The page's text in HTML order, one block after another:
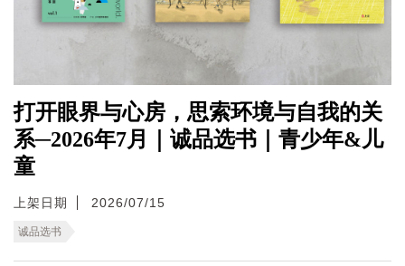
打开眼界与心房，思索环境与自我的关
系─2026年7月｜诚品选书｜青少年&儿
童
上架日期 2026/07/15
诚品选书